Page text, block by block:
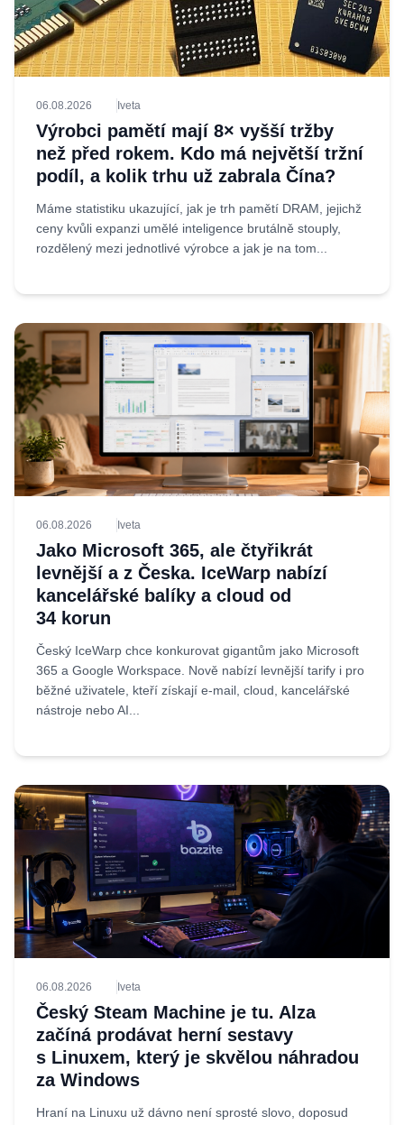
06.08.2026 Iveta
Výrobci pamětí mají 8× vyšší tržby
než před rokem. Kdo má největší tržní
podíl, a kolik trhu už zabrala Čína?
Máme statistiku ukazující, jak je trh pamětí DRAM, jejichž
ceny kvůli expanzi umělé inteligence brutálně stouply,
rozdělený mezi jednotlivé výrobce a jak je na tom...
06.08.2026 Iveta
Jako Microsoft 365, ale čtyřikrát
levnější a z Česka. IceWarp nabízí
kancelářské balíky a cloud od
34 korun
Český IceWarp chce konkurovat gigantům jako Microsoft
365 a Google Workspace. Nově nabízí levnější tarify i pro
běžné uživatele, kteří získají e-mail, cloud, kancelářské
nástroje nebo AI...
06.08.2026 Iveta
Český Steam Machine je tu. Alza
začíná prodávat herní sestavy
s Linuxem, který je skvělou náhradou
za Windows
Hraní na Linuxu už dávno není sprosté slovo, doposud